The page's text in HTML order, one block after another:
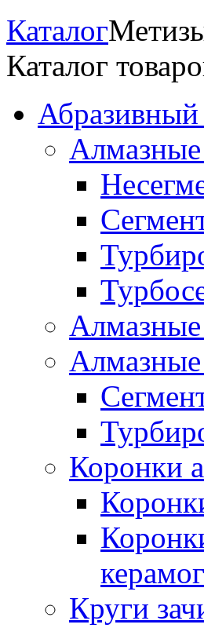
Каталог
Каталог
Абразивный
Алмазные
Коронки
Круги